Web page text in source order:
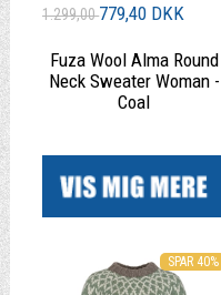
1.299,00779,40 DKK
Fuza Wool Alma Round
Neck Sweater Woman -
Coal
SPAR 40%